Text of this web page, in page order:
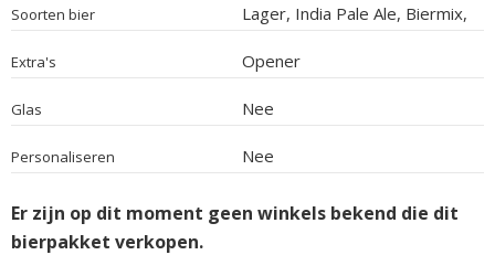
Soorten bier
Lager, India Pale Ale, Biermix,
Alcoholarm
Extra's Opener
Glas Nee
Personaliseren Nee
Er zijn op dit moment geen winkels bekend die dit
bierpakket verkopen.